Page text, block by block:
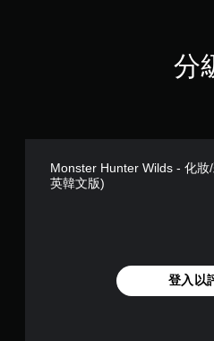
分
Monster Hunter Wilds - 化妝
英韓文版)
登入以